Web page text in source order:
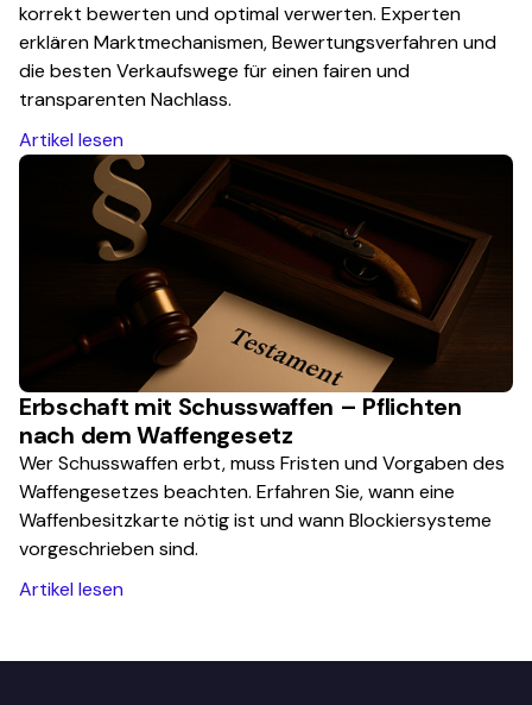
korrekt bewerten und optimal verwerten. Experten
erklären Marktmechanismen, Bewertungsverfahren und
die besten Verkaufswege für einen fairen und
transparenten Nachlass.
Artikel lesen
Erbschaft mit Schusswaffen – Pflichten
nach dem Waffengesetz
Wer Schusswaffen erbt, muss Fristen und Vorgaben des
Waffengesetzes beachten. Erfahren Sie, wann eine
Waffenbesitzkarte nötig ist und wann Blockiersysteme
vorgeschrieben sind.
Artikel lesen